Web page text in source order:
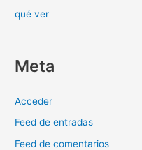
qué ver
Meta
Acceder
Feed de entradas
Feed de comentarios